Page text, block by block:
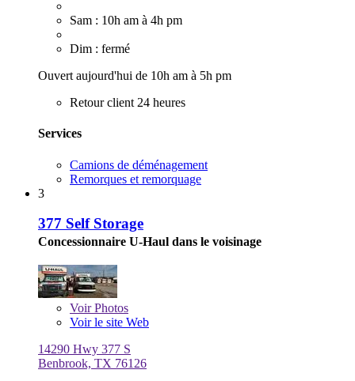
Sam : 10h am à 4h pm
Dim : fermé
Ouvert aujourd'hui de 10h am à 5h pm
Retour client 24 heures
Services
Camions de déménagement
Remorques et remorquage
3
377 Self Storage
Concessionnaire U-Haul dans le voisinage
VoirPhotos
Voir le site Web
14290 Hwy 377 S
Benbrook, TX 76126